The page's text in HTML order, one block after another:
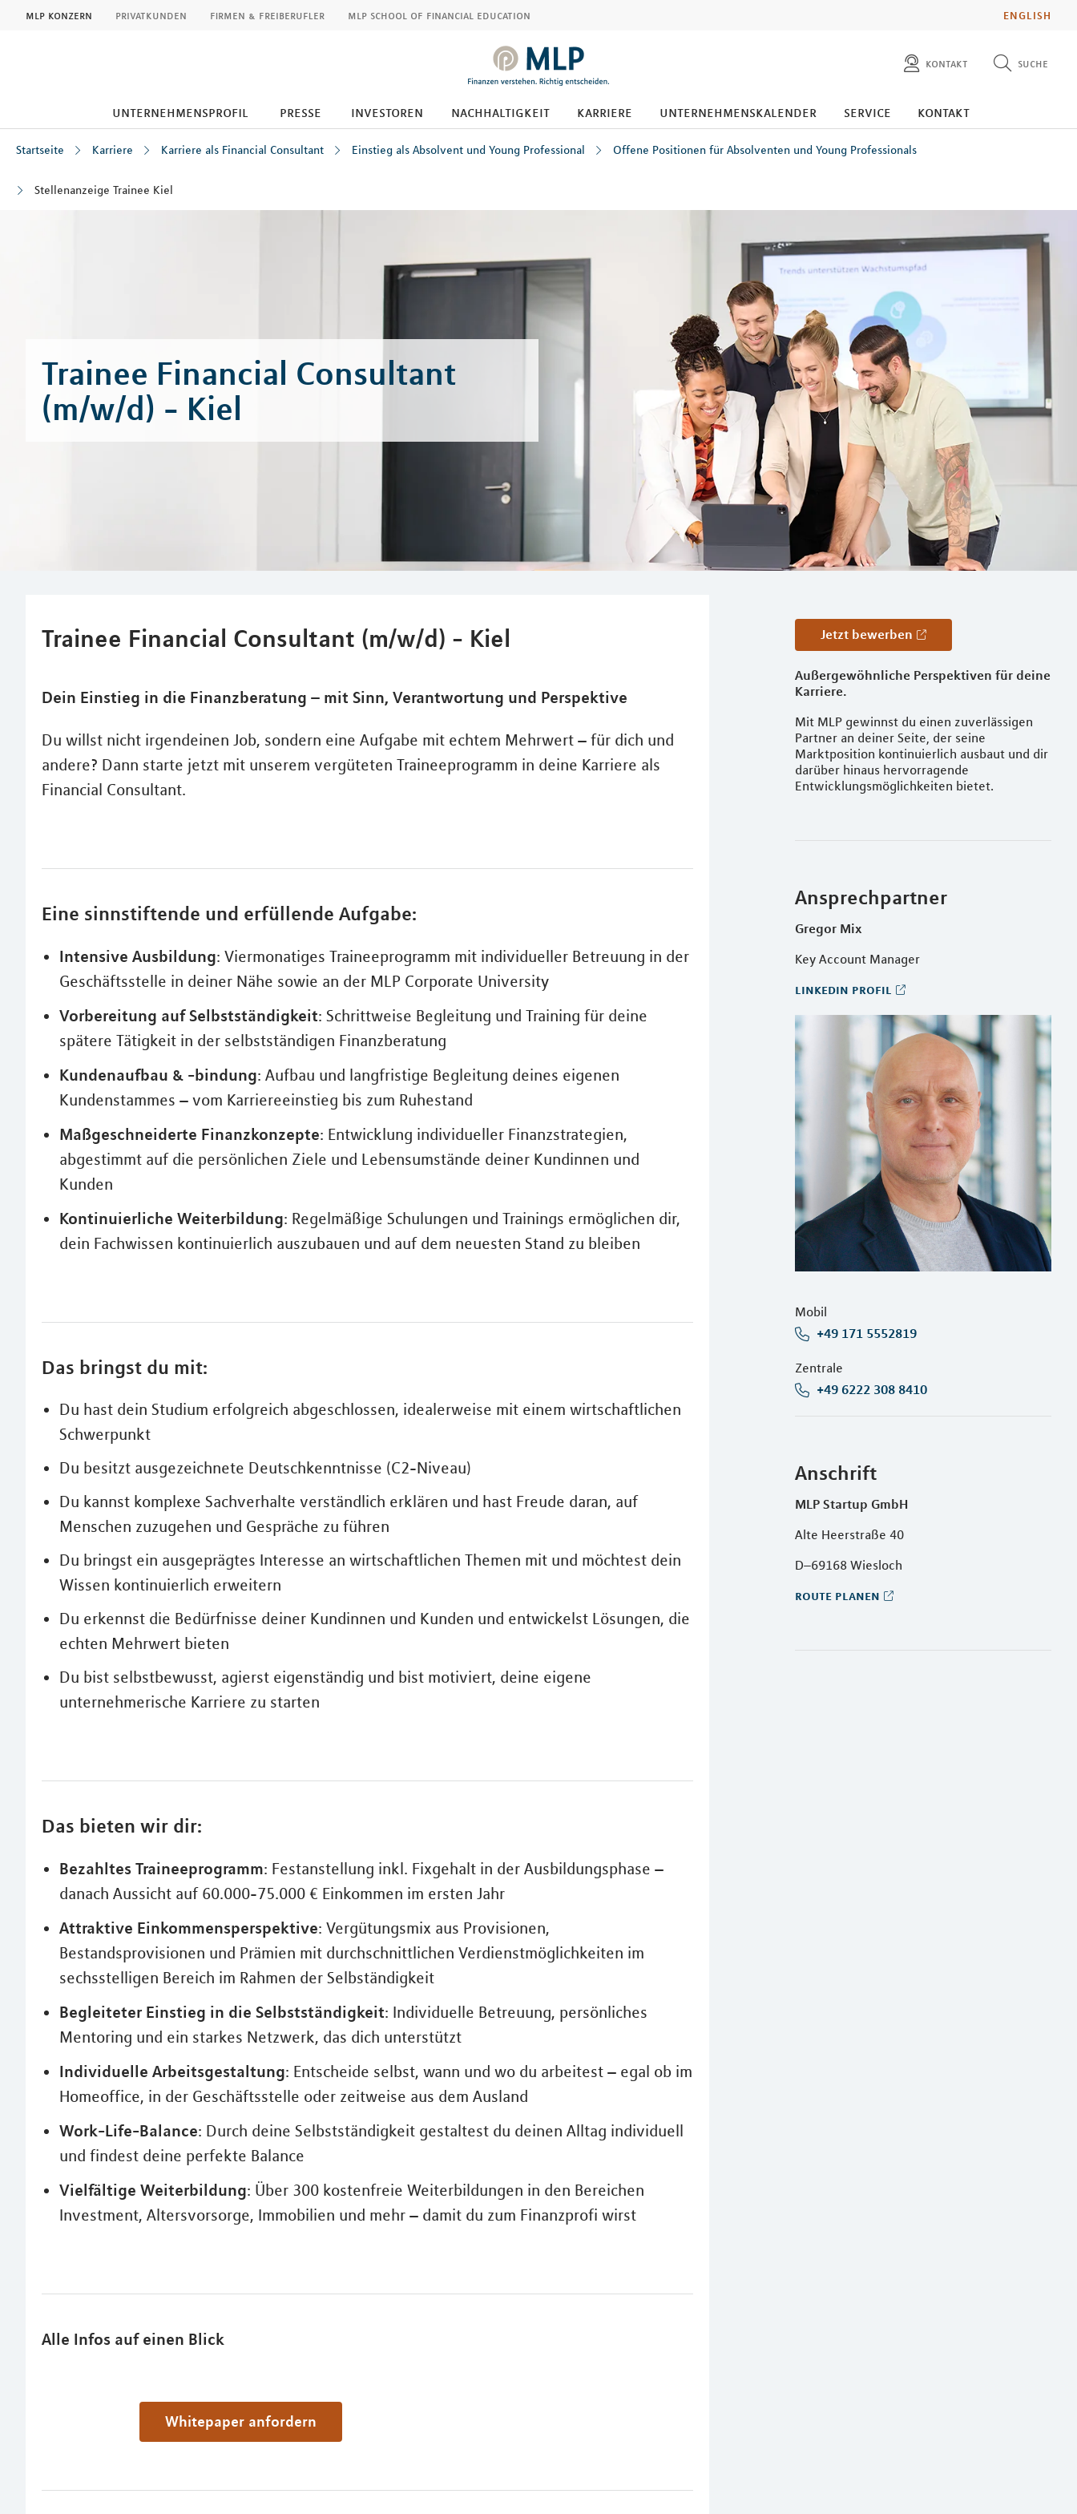
ENGLISH
mlp konzern privatkunden firmen & freiberufler mlp school of financial education
kontakt
presse
investoren
suche
diese website durchsuchen
pressemitteilungen finden
unternehmensprofil presse investoren nachhaltigkeit karriere unternehmenskalender service kontakt
Startseite Karriere Karriere als Financial Consultant Einstieg als Absolvent und Young Professional Offene Positionen für Absolventen und Young Professionals
Stellenanzeige Trainee Kiel
Trainee Financial Consultant
(m/w/d) - Kiel
Jetzt bewerben
Außergewöhnliche Perspektiven für deine
Karriere.
Mit MLP gewinnst du einen zuverlässigen
Partner an deiner Seite, der seine
Marktposition kontinuierlich ausbaut und dir
darüber hinaus hervorragende
Entwicklungsmöglichkeiten bietet.
Ansprechpartner
Gregor Mix
Key Account Manager
linkedin profil
Mobil
+49 171 5552819
Zentrale
+49 6222 308 8410
Anschrift
MLP Startup GmbH
Alte Heerstraße 40
D–69168 Wiesloch
route planen
Trainee Financial Consultant (m/w/d) - Kiel
Dein Einstieg in die Finanzberatung – mit Sinn, Verantwortung und Perspektive
Du willst nicht irgendeinen Job, sondern eine Aufgabe mit echtem Mehrwert – für dich und
andere? Dann starte jetzt mit unserem vergüteten Traineeprogramm in deine Karriere als
Financial Consultant.
Eine sinnstiftende und erfüllende Aufgabe:
Intensive Ausbildung: Viermonatiges Traineeprogramm mit individueller Betreuung in der
Geschäftsstelle in deiner Nähe sowie an der MLP Corporate University
Vorbereitung auf Selbstständigkeit: Schrittweise Begleitung und Training für deine
spätere Tätigkeit in der selbstständigen Finanzberatung
Kundenaufbau & -bindung: Aufbau und langfristige Begleitung deines eigenen
Kundenstammes – vom Karriereeinstieg bis zum Ruhestand
Maßgeschneiderte Finanzkonzepte: Entwicklung individueller Finanzstrategien,
abgestimmt auf die persönlichen Ziele und Lebensumstände deiner Kundinnen und
Kunden
Kontinuierliche Weiterbildung: Regelmäßige Schulungen und Trainings ermöglichen dir,
dein Fachwissen kontinuierlich auszubauen und auf dem neuesten Stand zu bleiben
Das bringst du mit:
Du hast dein Studium erfolgreich abgeschlossen, idealerweise mit einem wirtschaftlichen
Schwerpunkt
Du besitzt ausgezeichnete Deutschkenntnisse (C2-Niveau)
Du kannst komplexe Sachverhalte verständlich erklären und hast Freude daran, auf
Menschen zuzugehen und Gespräche zu führen
Du bringst ein ausgeprägtes Interesse an wirtschaftlichen Themen mit und möchtest dein
Wissen kontinuierlich erweitern
Du erkennst die Bedürfnisse deiner Kundinnen und Kunden und entwickelst Lösungen, die
echten Mehrwert bieten
Du bist selbstbewusst, agierst eigenständig und bist motiviert, deine eigene
unternehmerische Karriere zu starten
Das bieten wir dir:
Bezahltes Traineeprogramm: Festanstellung inkl. Fixgehalt in der Ausbildungsphase –
danach Aussicht auf 60.000-75.000 € Einkommen im ersten Jahr
Attraktive Einkommensperspektive: Vergütungsmix aus Provisionen,
Bestandsprovisionen und Prämien mit durchschnittlichen Verdienstmöglichkeiten im
sechsstelligen Bereich im Rahmen der Selbständigkeit
Begleiteter Einstieg in die Selbstständigkeit: Individuelle Betreuung, persönliches
Mentoring und ein starkes Netzwerk, das dich unterstützt
Individuelle Arbeitsgestaltung: Entscheide selbst, wann und wo du arbeitest – egal ob im
Homeoffice, in der Geschäftsstelle oder zeitweise aus dem Ausland
Work-Life-Balance: Durch deine Selbstständigkeit gestaltest du deinen Alltag individuell
und findest deine perfekte Balance
Vielfältige Weiterbildung: Über 300 kostenfreie Weiterbildungen in den Bereichen
Investment, Altersvorsorge, Immobilien und mehr – damit du zum Finanzprofi wirst
Alle Infos auf einen Blick
Whitepaper anfordern